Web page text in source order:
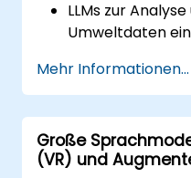
LLMs zur
Umweltdaten
Bewertungen
interpretieren.
Erkenntnisse
um politische
Mehr Informationen...
Große
(VR) und